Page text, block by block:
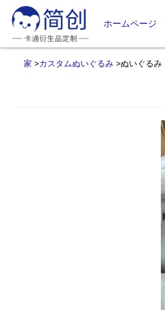
ホームページ
家 >カスタムぬいぐるみ >ぬいぐるみ